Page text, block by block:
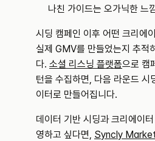
나친 가이드는 오가닉한 느
시딩 캠페인 이후 어떤 크리에
실제 GMV를 만들었는지 추적
다. 소셜 리스닝 플랫폼으로 캠
턴을 수집하면, 다음 라운드 시
이터로 만들어집니다.
데이터 기반 시딩과 크리에이
영하고 싶다면, Syncly